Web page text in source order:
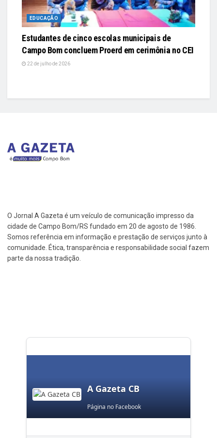
EDUCAÇÃO
Estudantes de cinco escolas municipais de
Campo Bom concluem Proerd em cerimônia no CEI
22 de julho de 2026
O Jornal A Gazeta é um veículo de comunicação impresso da
cidade de Campo Bom/RS fundado em 20 de agosto de 1986.
Somos referência em informação e prestação de serviços junto à
comunidade. Ética, transparência e responsabilidade social fazem
parte da nossa tradição.
A Gazeta CB
Página no Facebook